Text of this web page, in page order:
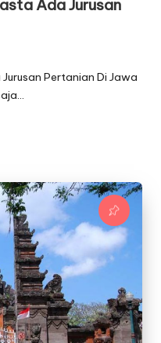
Ada Jurusan
Pertanian Di Jawa